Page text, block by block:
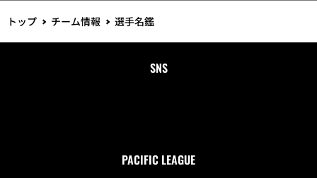
トップ チーム情報 選手名鑑
SNS
PACIFIC LEAGUE